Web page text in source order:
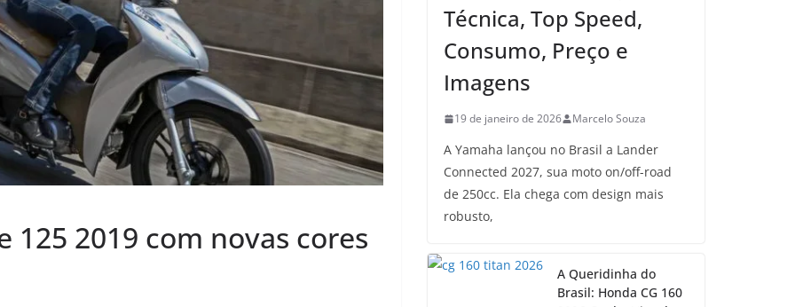
125 2019 com novas cores
Técnica, Top Speed,
Consumo, Preço e
Imagens
19 de janeiro de 2026 Marcelo Souza
A Yamaha lançou no Brasil a Lander
Connected 2027, sua moto on/off-road
de 250cc. Ela chega com design mais
robusto,
A Queridinha do
Brasil: Honda CG 160